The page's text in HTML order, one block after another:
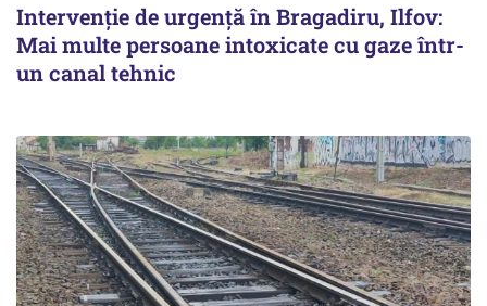
Intervenție de urgență în Bragadiru, Ilfov:
Mai multe persoane intoxicate cu gaze într-
un canal tehnic